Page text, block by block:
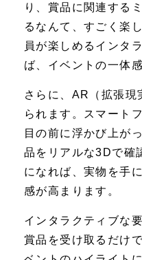
り、賞品に関連する
るなんて、すごく楽
員が楽しめるインタ
ば、イベントの一体
さらに、AR（拡張現
られます。スマート
目の前に浮かび上が
品をリアルな3Dで確
になれば、実物を手
感が高まります。
インタラクティブな
賞品を受け取るだけ